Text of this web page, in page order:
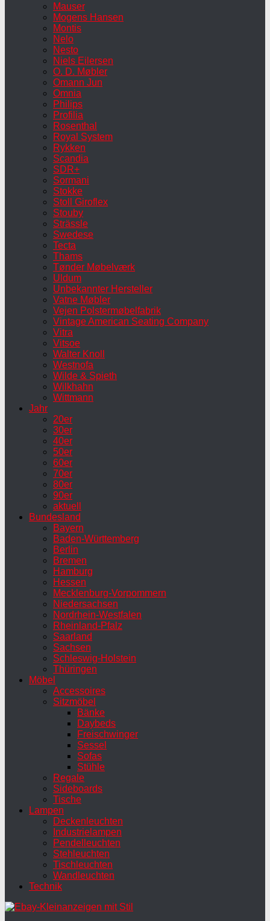
Mauser
Mogens Hansen
Montis
Nelo
Nesto
Niels Eilersen
O. D. Møbler
Omann Jun
Omnia
Philips
Profilia
Rosenthal
Royal System
Rykken
Scandia
SDR+
Sormani
Stokke
Stoll Giroflex
Stouby
Strässle
Swedese
Tecta
Thams
Tønder Møbelværk
Uldum
Unbekannter Hersteller
Vatne Møbler
Vejen Polstermøbelfabrik
Vintage American Seating Company
Vitra
Vitsoe
Walter Knoll
Westnofa
Wilde & Spieth
Wilkhahn
Wittmann
Jahr
20er
30er
40er
50er
60er
70er
80er
90er
aktuell
Bundesland
Bayern
Baden-Württemberg
Berlin
Bremen
Hamburg
Hessen
Mecklenburg-Vorpommern
Niedersachsen
Nordrhein-Westfalen
Rheinland-Pfalz
Saarland
Sachsen
Schleswig-Holstein
Thüringen
Möbel
Accessoires
Sitzmöbel
Bänke
Daybeds
Freischwinger
Sessel
Sofas
Stühle
Regale
Sideboards
Tische
Lampen
Deckenleuchten
Industrielampen
Pendelleuchten
Stehleuchten
Tischleuchten
Wandleuchten
Technik